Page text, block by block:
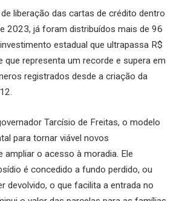
liberação das cartas de crédito dentro
2023, já foram distribuídos mais de 96
estadual que ultrapassa R$
que representa um recorde e supera em
registrados desde a criação da
Tarcísio de Freitas, o modelo
para tornar viável novos
ampliar o acesso à moradia. Ele
é concedido a fundo perdido, ou
devolvido, o que facilita a entrada no